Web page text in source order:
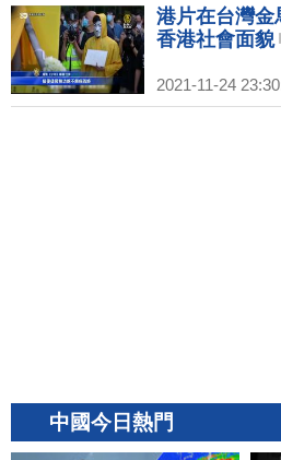
港片在台灣金
香港社會面貌
2021-11-24
中國今日熱門